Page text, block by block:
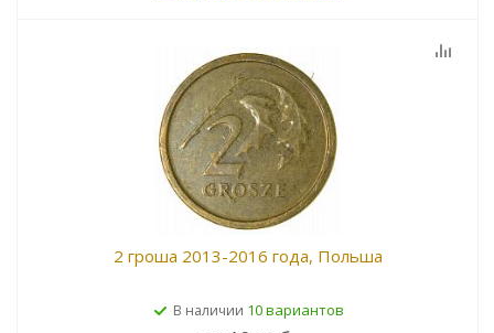
2 гроша 2013-2016 года, Польша
В наличии 10 вариантов